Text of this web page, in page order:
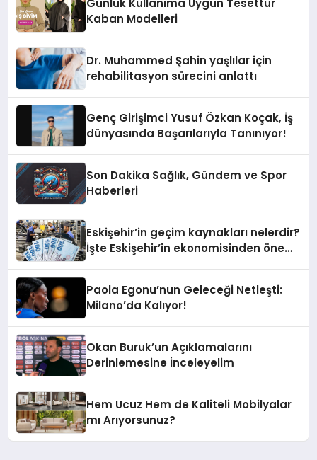
Günlük Kullanıma Uygun Tesettür
Kaban Modelleri
Dr. Muhammed Şahin yaşlılar için
rehabilitasyon sürecini anlattı
Genç Girişimci Yusuf Özkan Koçak, İş
dünyasında Başarılarıyla Tanınıyor!
Son Dakika Sağlık, Gündem ve Spor
Haberleri
Eskişehir’in geçim kaynakları nelerdir?
İşte Eskişehir’in ekonomisinden öne
Paola Egonu’nun Geleceği Netleşti:
Milano’da Kalıyor!
Okan Buruk’un Açıklamalarını
Derinlemesine İnceleyelim
Hem Ucuz Hem de Kaliteli Mobilyalar
mı Arıyorsunuz?